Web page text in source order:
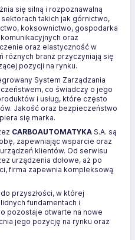
się silną i rozpoznawalną
sektorach takich jak górnictwo,
koksownictwo, gospodarka
oraz
oraz elastyczność w
różnych branż przyczyniają się
pozycji na rynku.
System Zarządzania
co świadczy o jego
i usług, które często
Jakość oraz bezpieczeństwo
się marka.
CARBOAUTOMATYKA S.A. są
zapewniając wsparcie oraz
klientów. Od serwisu
urządzenia dołowe, aż po
firma zapewnia kompleksową
do przyszłości, w której
fundamentach i
pozostaje otwarte na nowe
jego pozycję na rynku oraz